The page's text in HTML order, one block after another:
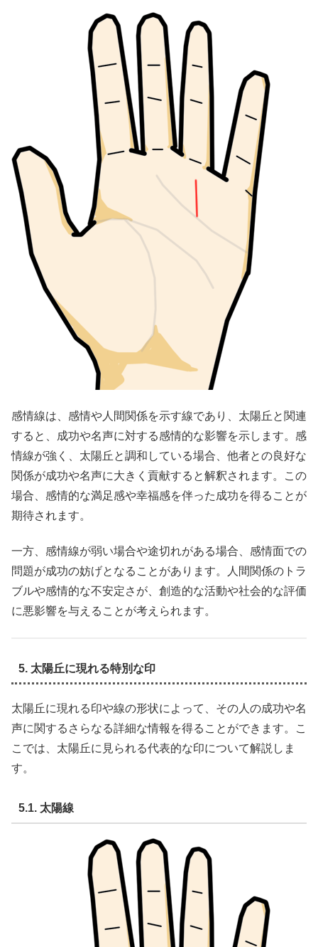
感情線は、感情や人間関係を示す線であり、太陽丘と関連
すると、成功や名声に対する感情的な影響を示します。感
情線が強く、太陽丘と調和している場合、他者との良好な
関係が成功や名声に大きく貢献すると解釈されます。この
場合、感情的な満足感や幸福感を伴った成功を得ることが
期待されます。
一方、感情線が弱い場合や途切れがある場合、感情面での
問題が成功の妨げとなることがあります。人間関係のトラ
ブルや感情的な不安定さが、創造的な活動や社会的な評価
に悪影響を与えることが考えられます。
5. 太陽丘に現れる特別な印
太陽丘に現れる印や線の形状によって、その人の成功や名
声に関するさらなる詳細な情報を得ることができます。こ
こでは、太陽丘に見られる代表的な印について解説しま
す。
5.1. 太陽線